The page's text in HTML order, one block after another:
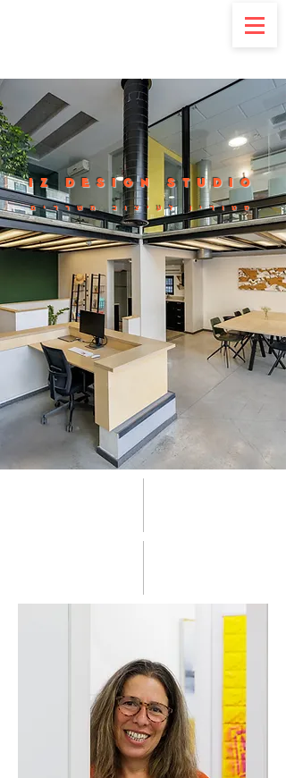
IZ DESIGN STUDIO
סטודיו לעיצוב משרדים